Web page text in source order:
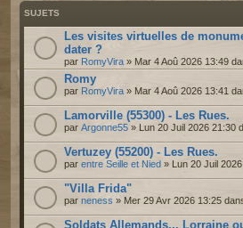
SUJETS
Les visites virtuelles de
dater ?
par RomyVira » Mar 4 Aoû 2026 13:49
Romy
par RomyVira » Mar 4 Aoû 2026 13:41
Lamorville (55300) - Les Rues.
par Argonne55 » Lun 20 Juil 2026 21:30
Vertuzey (55200) - Les Rues.
par entre Seille et Nied » Lun 20 Juil
"Villa Frida"
par neness » Mer 29 Avr 2026 13:25
Soldats Allemands... Lorraine